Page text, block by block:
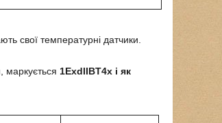
свої температурні датчики.
маркується 1ExdIIBT4х і як